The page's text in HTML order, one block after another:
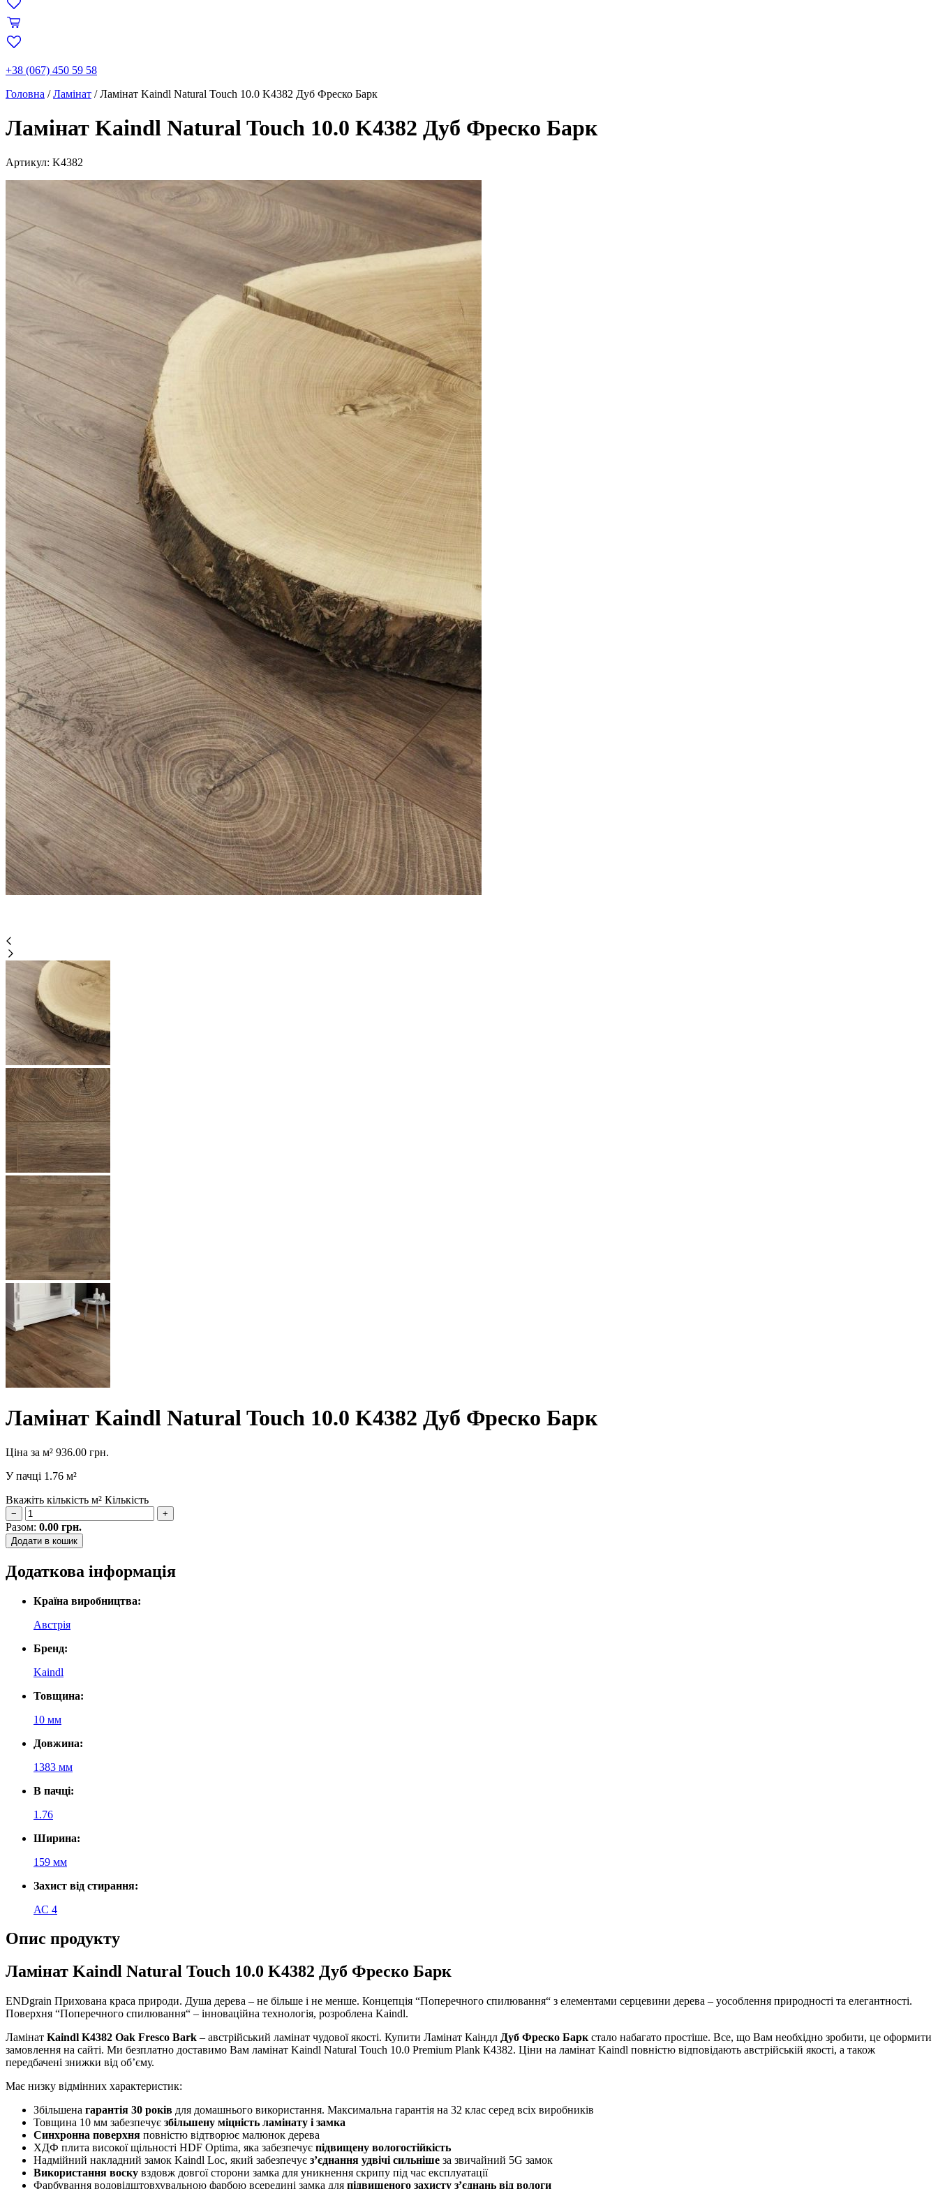
+38 (067) 450 59 58
Головна /Ламінат /Ламінат Kaindl Natural Touch 10.0 K4382 Дуб Фреско Барк
Ламінат Kaindl Natural Touch 10.0 K4382 Дуб Фреско Барк
Артикул: K4382
Ламінат Kaindl Natural Touch 10.0 K4382 Дуб Фреско Барк
Ціна за м² 936.00 грн.
У пачці 1.76 м²
Вкажіть кількість м² Кількість
− +
Разом: 0.00 грн.
Додати в кошик
Додаткова інформація
Країна виробництва:
Австрія
Бренд:
Kaindl
Товщина:
10 мм
Довжина:
1383 мм
В пачці:
1.76
Ширина:
159 мм
Захист від стирання:
АС 4
Опис продукту
Ламінат Kaindl Natural Touch 10.0 K4382 Дуб Фреско Барк
ENDgrain Прихована краса природи. Душа дерева – не більше і не менше. Концепція “Поперечного спилювання“ з елементами серцевини дерева – уособлення природності та елегантності.
Поверхня “Поперечного спилювання“ – інноваційна технологія, розроблена Kaindl.
Ламінат Kaindl K4382 Oak Fresco Bark – австрійський ламінат чудової якості. Купити Ламінат Каіндл Дуб Фреско Барк стало набагато простіше. Все, що Вам необхідно зробити, це оформити
замовлення на сайті. Ми безплатно доставимо Вам ламінат Kaindl Natural Touch 10.0 Premium Plank К4382. Ціни на ламінат Kaindl повністю відповідають австрійській якості, а також
передбачені знижки від об’єму.
Має низку відмінних характеристик:
Збільшена гарантія 30 років для домашнього використання. Максимальна гарантія на 32 клас серед всіх виробників
Товщина 10 мм забезпечує збільшену міцність ламінату і замка
Синхронна поверхня повністю відтворює малюнок дерева
ХДФ плита високої щільності HDF Optima, яка забезпечує підвищену вологостійкість
Надмійний накладний замок Kaindl Loc, який забезпечує з’єднання удвічі сильніше за звичайний 5G замок
Використання воску вздовж довгої сторони замка для уникнення скрипу під час експлуатації
Фарбування водовідштовхувальною фарбою всередині замка для підвищеного захисту з’єднань від вологи